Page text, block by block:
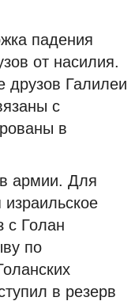
падения
от насилия.
Галилеи
с
в
армии. Для
с Голан
по
в резерв